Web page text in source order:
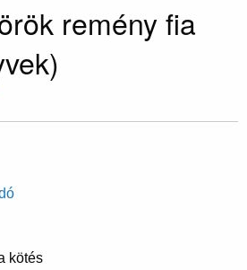
remény fia
kötés